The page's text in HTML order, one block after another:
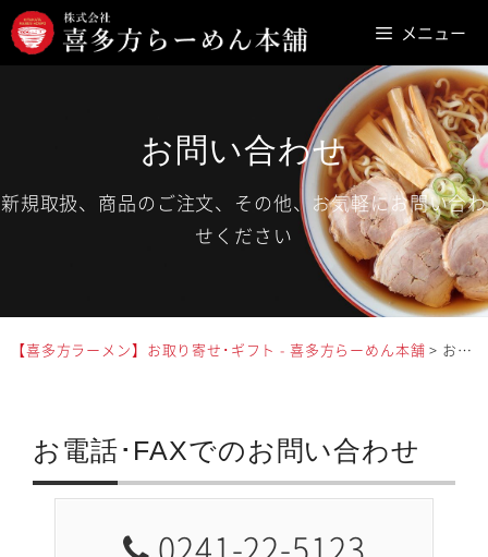
コ
ン
ス
メニュー
お問い合わせ
新規取扱、商品のご注文、その他、お気軽にお問い合わ
せください
【喜多方ラーメン】お取り寄せ･ギフト - 喜多方らーめん本舗 > お問い合わせ
お電話･FAXでのお問い合わせ